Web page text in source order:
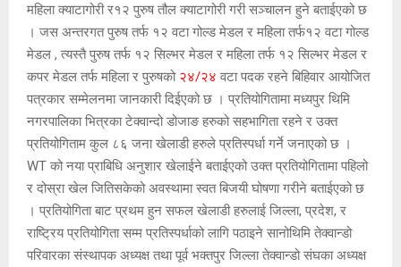
महिला क्याटागोरी र१२ पुरुष तौल क्याटागोरी गरी सञ्चालन हुने बताईएको छ
। जस अन्तरगत पुरुष तर्फ १२ वटा गोल्ड मेडल र महिला तर्फ१२ वटा गोल्ड
मेडल , त्यस्तै पुरुष तर्फ १२ सिल्भर मेडल र महिला तर्फ १२ सिल्भर मेडल र
कपर मेडल तर्फ महिला र पुरुषको २४/२४ वटा पदक रहने बिहिवार आयोजित
पत्रकार सम्मेलनमा जानकारी दिईएको छ । प्रतियोगितामा मध्यपुर थिमि
नगरपालिका भित्रका टेक्वान्दो डोजाङ हरुको सहभागिता रहने र उक्त
प्रतियोगिताम कुल ८६ जना खेलाडी हरुले प्रतिस्पर्धा गर्ने जनाएको छ ।
WT को नया प्राबिधि अनुशार खेलाईने बताईएको उक्त प्रतियोगितामा पहिलो
र दोस्रा खेल जितिसकेको अवस्थामा स्वत बिजयी घोषणा गरीने बताईएको छ
। प्रतियोगिता बाट प्रथम हुन सफल खेलाडी हरुलाई जिल्ला, प्रदेश, र
राष्ट्रिय प्रतियोगिता सम्म प्रतिस्पर्धाको लागि पठाइने सानोथिमि तेक्वान्डो
परिवारका संस्थापक अध्यक्ष तथा पूर्व भक्तपुर जिल्ला तेक्वान्डो संघका अध्यक्ष